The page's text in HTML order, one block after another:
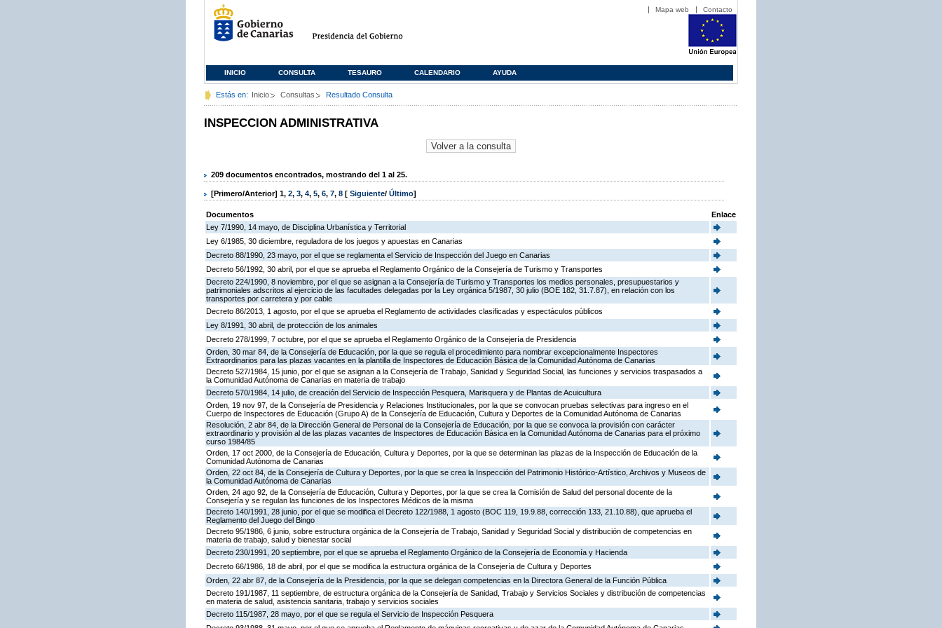
Mapa web Contacto
INICIO CONSULTA TESAURO CALENDARIO AYUDA
Estás en: Inicio Consultas Resultado Consulta
INSPECCION ADMINISTRATIVA
209 documentos encontrados, mostrando del 1 al 25.
[Primero/Anterior] 1, 2, 3, 4, 5, 6, 7, 8 [ Siguiente/ Último]
Documentos
Enlace
Ley 7/1990, 14 mayo, de Disciplina Urbanística y Territorial
Ley 6/1985, 30 diciembre, reguladora de los juegos y apuestas en Canarias
Decreto 88/1990, 23 mayo, por el que se reglamenta el Servicio de Inspección del Juego en Canarias
Decreto 56/1992, 30 abril, por el que se aprueba el Reglamento Orgánico de la Consejería de Turismo y Transportes
Decreto 224/1990, 8 noviembre, por el que se asignan a la Consejería de Turismo y Transportes los medios personales, presupuestarios y
patrimoniales adscritos al ejercicio de las facultades delegadas por la Ley orgánica 5/1987, 30 julio (BOE 182, 31.7.87), en relación con los
transportes por carretera y por cable
Decreto 86/2013, 1 agosto, por el que se aprueba el Reglamento de actividades clasificadas y espectáculos públicos
Ley 8/1991, 30 abril, de protección de los animales
Decreto 278/1999, 7 octubre, por el que se aprueba el Reglamento Orgánico de la Consejería de Presidencia
Orden, 30 mar 84, de la Consejería de Educación, por la que se regula el procedimiento para nombrar excepcionalmente Inspectores
Extraordinarios para las plazas vacantes en la plantilla de Inspectores de Educación Básica de la Comunidad Autónoma de Canarias
Decreto 527/1984, 15 junio, por el que se asignan a la Consejería de Trabajo, Sanidad y Seguridad Social, las funciones y servicios traspasados a
la Comunidad Autónoma de Canarias en materia de trabajo
Decreto 570/1984, 14 julio, de creación del Servicio de Inspección Pesquera, Marisquera y de Plantas de Acuicultura
Orden, 19 nov 97, de la Consejería de Presidencia y Relaciones Institucionales, por la que se convocan pruebas selectivas para ingreso en el
Cuerpo de Inspectores de Educación (Grupo A) de la Consejería de Educación, Cultura y Deportes de la Comunidad Autónoma de Canarias
Resolución, 2 abr 84, de la Dirección General de Personal de la Consejería de Educación, por la que se convoca la provisión con carácter
extraordinario y provisión al de las plazas vacantes de Inspectores de Educación Básica en la Comunidad Autónoma de Canarias para el próximo
curso 1984/85
Orden, 17 oct 2000, de la Consejería de Educación, Cultura y Deportes, por la que se determinan las plazas de la Inspección de Educación de la
Comunidad Autónoma de Canarias
Orden, 22 oct 84, de la Consejería de Cultura y Deportes, por la que se crea la Inspección del Patrimonio Histórico-Artístico, Archivos y Museos de
la Comunidad Autónoma de Canarias
Orden, 24 ago 92, de la Consejería de Educación, Cultura y Deportes, por la que se crea la Comisión de Salud del personal docente de la
Consejería y se regulan las funciones de los Inspectores Médicos de la misma
Decreto 140/1991, 28 junio, por el que se modifica el Decreto 122/1988, 1 agosto (BOC 119, 19.9.88, corrección 133, 21.10.88), que aprueba el
Reglamento del Juego del Bingo
Decreto 95/1986, 6 junio, sobre estructura orgánica de la Consejería de Trabajo, Sanidad y Seguridad Social y distribución de competencias en
materia de trabajo, salud y bienestar social
Decreto 230/1991, 20 septiembre, por el que se aprueba el Reglamento Orgánico de la Consejería de Economía y Hacienda
Decreto 66/1986, 18 de abril, por el que se modifica la estructura orgánica de la Consejería de Cultura y Deportes
Orden, 22 abr 87, de la Consejería de la Presidencia, por la que se delegan competencias en la Directora General de la Función Pública
Decreto 191/1987, 11 septiembre, de estructura orgánica de la Consejería de Sanidad, Trabajo y Servicios Sociales y distribución de competencias
en materia de salud, asistencia sanitaria, trabajo y servicios sociales
Decreto 115/1987, 28 mayo, por el que se regula el Servicio de Inspección Pesquera